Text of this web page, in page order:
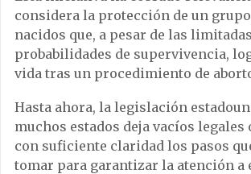
considera la protección de un
nacidos que, a pesar de las limitadas
probabilidades de supervivencia,
vida tras un procedimiento de
Hasta ahora, la legislación
muchos estados deja vacíos legales
con suficiente claridad los pasos
tomar para garantizar la atención a